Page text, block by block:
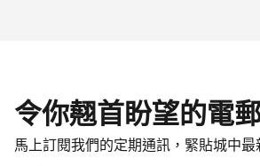
令你翹首盼望的電
馬上訂閱我們的定期通訊，緊貼城中最